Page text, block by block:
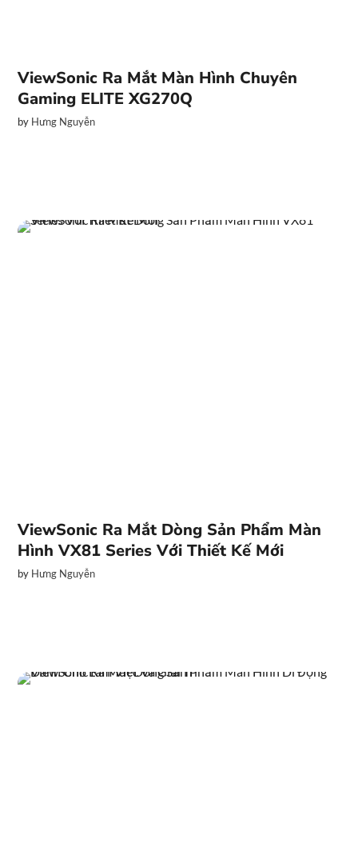
ViewSonic Ra Mắt Màn Hình Chuyên
Gaming ELITE XG270Q
by Hưng Nguyễn
ViewSonic Ra Mắt Dòng Sản Phẩm Màn
Hình VX81 Series Với Thiết Kế Mới
by Hưng Nguyễn